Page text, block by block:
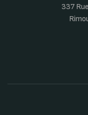
337